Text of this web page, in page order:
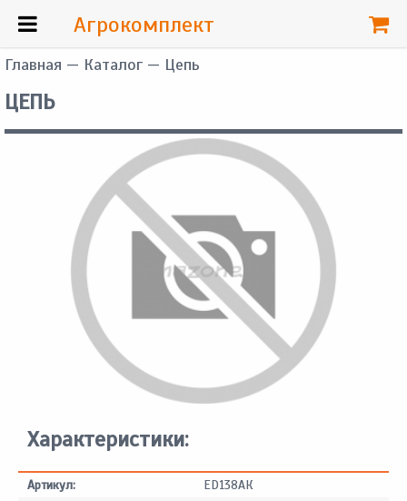
Главная — Каталог — Цепь
ЦЕПЬ
Характеристики:
Артикул:
ED138АК
Агрокомплект